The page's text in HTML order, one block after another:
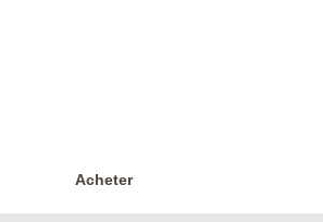
Acheter